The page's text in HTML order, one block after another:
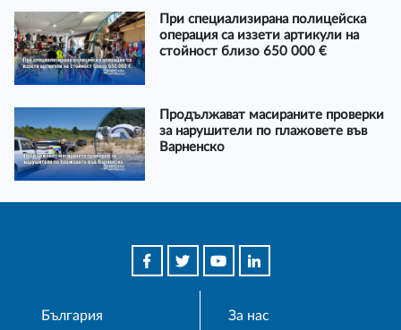
При специализирана полицейска
операция са иззети артикули на
стойност близо 650 000 €
Продължават масираните проверки
за нарушители по плажовете във
Варненско
България
За нас